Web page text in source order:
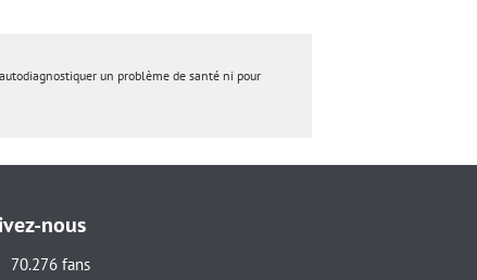
un problème de santé ni pour
nous
70.276 fans